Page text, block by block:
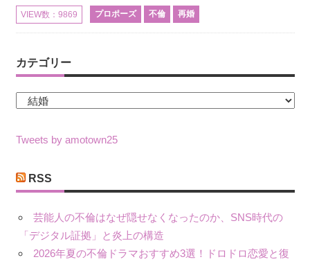
VIEW数：9869 プロポーズ 不倫 再婚
カテゴリー
ゴ
ー
Tweets by amotown25
RSS
芸能人の不倫はなぜ隠せなくなったのか、SNS時代の
「デジタル証拠」と炎上の構造
2026年夏の不倫ドラマおすすめ3選！ドロドロ恋愛と復